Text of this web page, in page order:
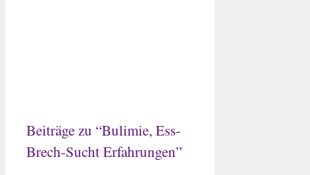
Beiträge zu “Bulimie, Ess-
Brech-Sucht Erfahrungen”